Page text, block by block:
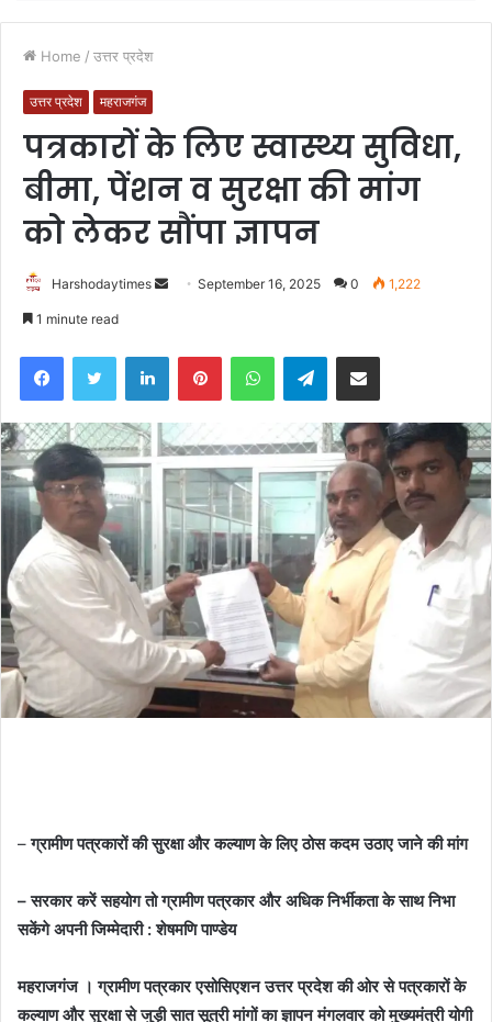
Home / उत्तर प्रदेश
उत्तर प्रदेश महराजगंज
पत्रकारों के लिए स्वास्थ्य सुविधा,
बीमा, पेंशन व सुरक्षा की मांग
को लेकर सौंपा ज्ञापन
Harshodaytimes
SendSeptember 16, 2025 0 1,222
1 minute read
FacebookTwitter LinkedInPinterestWhatsAppTelegramShare via Email
–ग्रामीण पत्रकारों की सुरक्षा और कल्याण के लिए ठोस कदम उठाए जाने की मांग
– सरकार करें सहयोग तो ग्रामीण पत्रकार और अधिक निर्भीकता के साथ निभा
सकेंगे अपनी जिम्मेदारी : शेषमणि पाण्डेय
महराजगंज । ग्रामीण पत्रकार एसोसिएशन उत्तर प्रदेश की ओर से पत्रकारों के
कल्याण और सुरक्षा से जुड़ी सात सूत्री मांगों का ज्ञापन मंगलवार को मुख्यमंत्री योगी